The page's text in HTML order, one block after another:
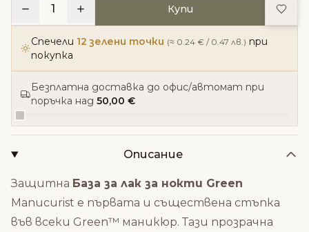
1 Купи
Спечели 12 зелени точки (≈ 0.24 € / 0.47 лв.) при
покупка
Безплатна доставка до офис/автомат при
поръчка над 50,00 €
Описание
Защитна База за лак за нокти Green
Manucurist е първата и съществена стъпка
във всеки Green™ маникюр. Тази прозрачна